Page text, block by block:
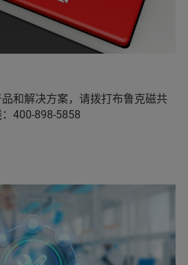
和解决方案，请拨打布鲁克磁共
400-898-5858